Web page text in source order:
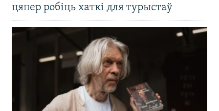
цяпер робіць хаткі для турыстаў